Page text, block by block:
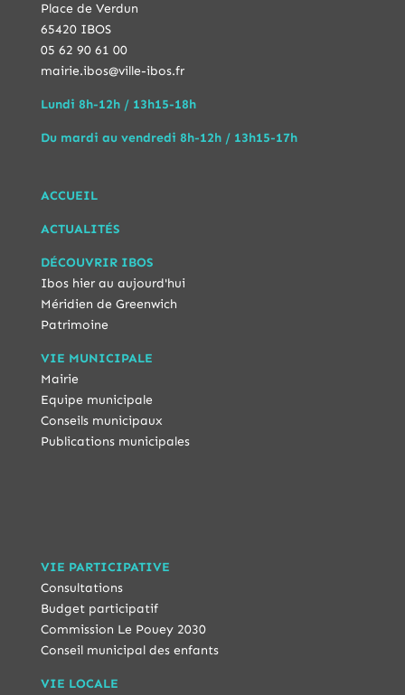
Place de Verdun
65420 IBOS
05 62 90 61 00
mairie.ibos@ville-ibos.fr
Lundi 8h-12h / 13h15-18h
Du mardi au vendredi 8h-12h / 13h15-17h
ACCUEIL
ACTUALITÉS
DÉCOUVRIR IBOS
Ibos hier au aujourd'hui
Méridien de Greenwich
Patrimoine
VIE MUNICIPALE
Mairie
Equipe municipale
Conseils municipaux
Publications municipales
VIE PARTICIPATIVE
Consultations
Budget participatif
Commission Le Pouey 2030
Conseil municipal des enfants
VIE LOCALE